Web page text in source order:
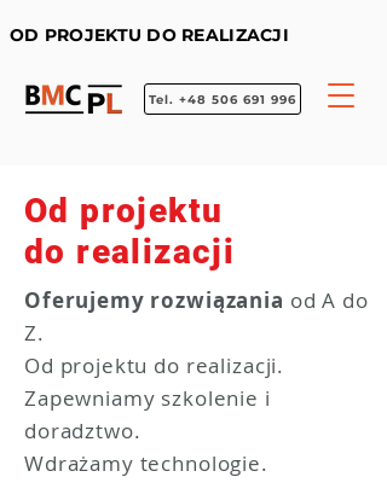
OD PROJEKTU DO REALIZACJI
Tel. +48 506 691 996
Od projektu
do realizacji
Oferujemy rozwiązania od A do
Z.
Od projektu do realizacji.
Zapewniamy szkolenie i
doradztwo.
Wdrażamy technologie.